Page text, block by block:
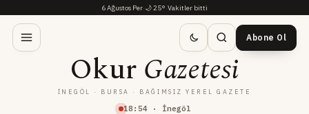
6 Ağustos Per·🌙25°·Vakitler bitti
18 : 54· İnegöl
OkurGazetesi
İNEGÖL · BURSA · BAĞIMSIZ YEREL GAZETE
Abone Ol